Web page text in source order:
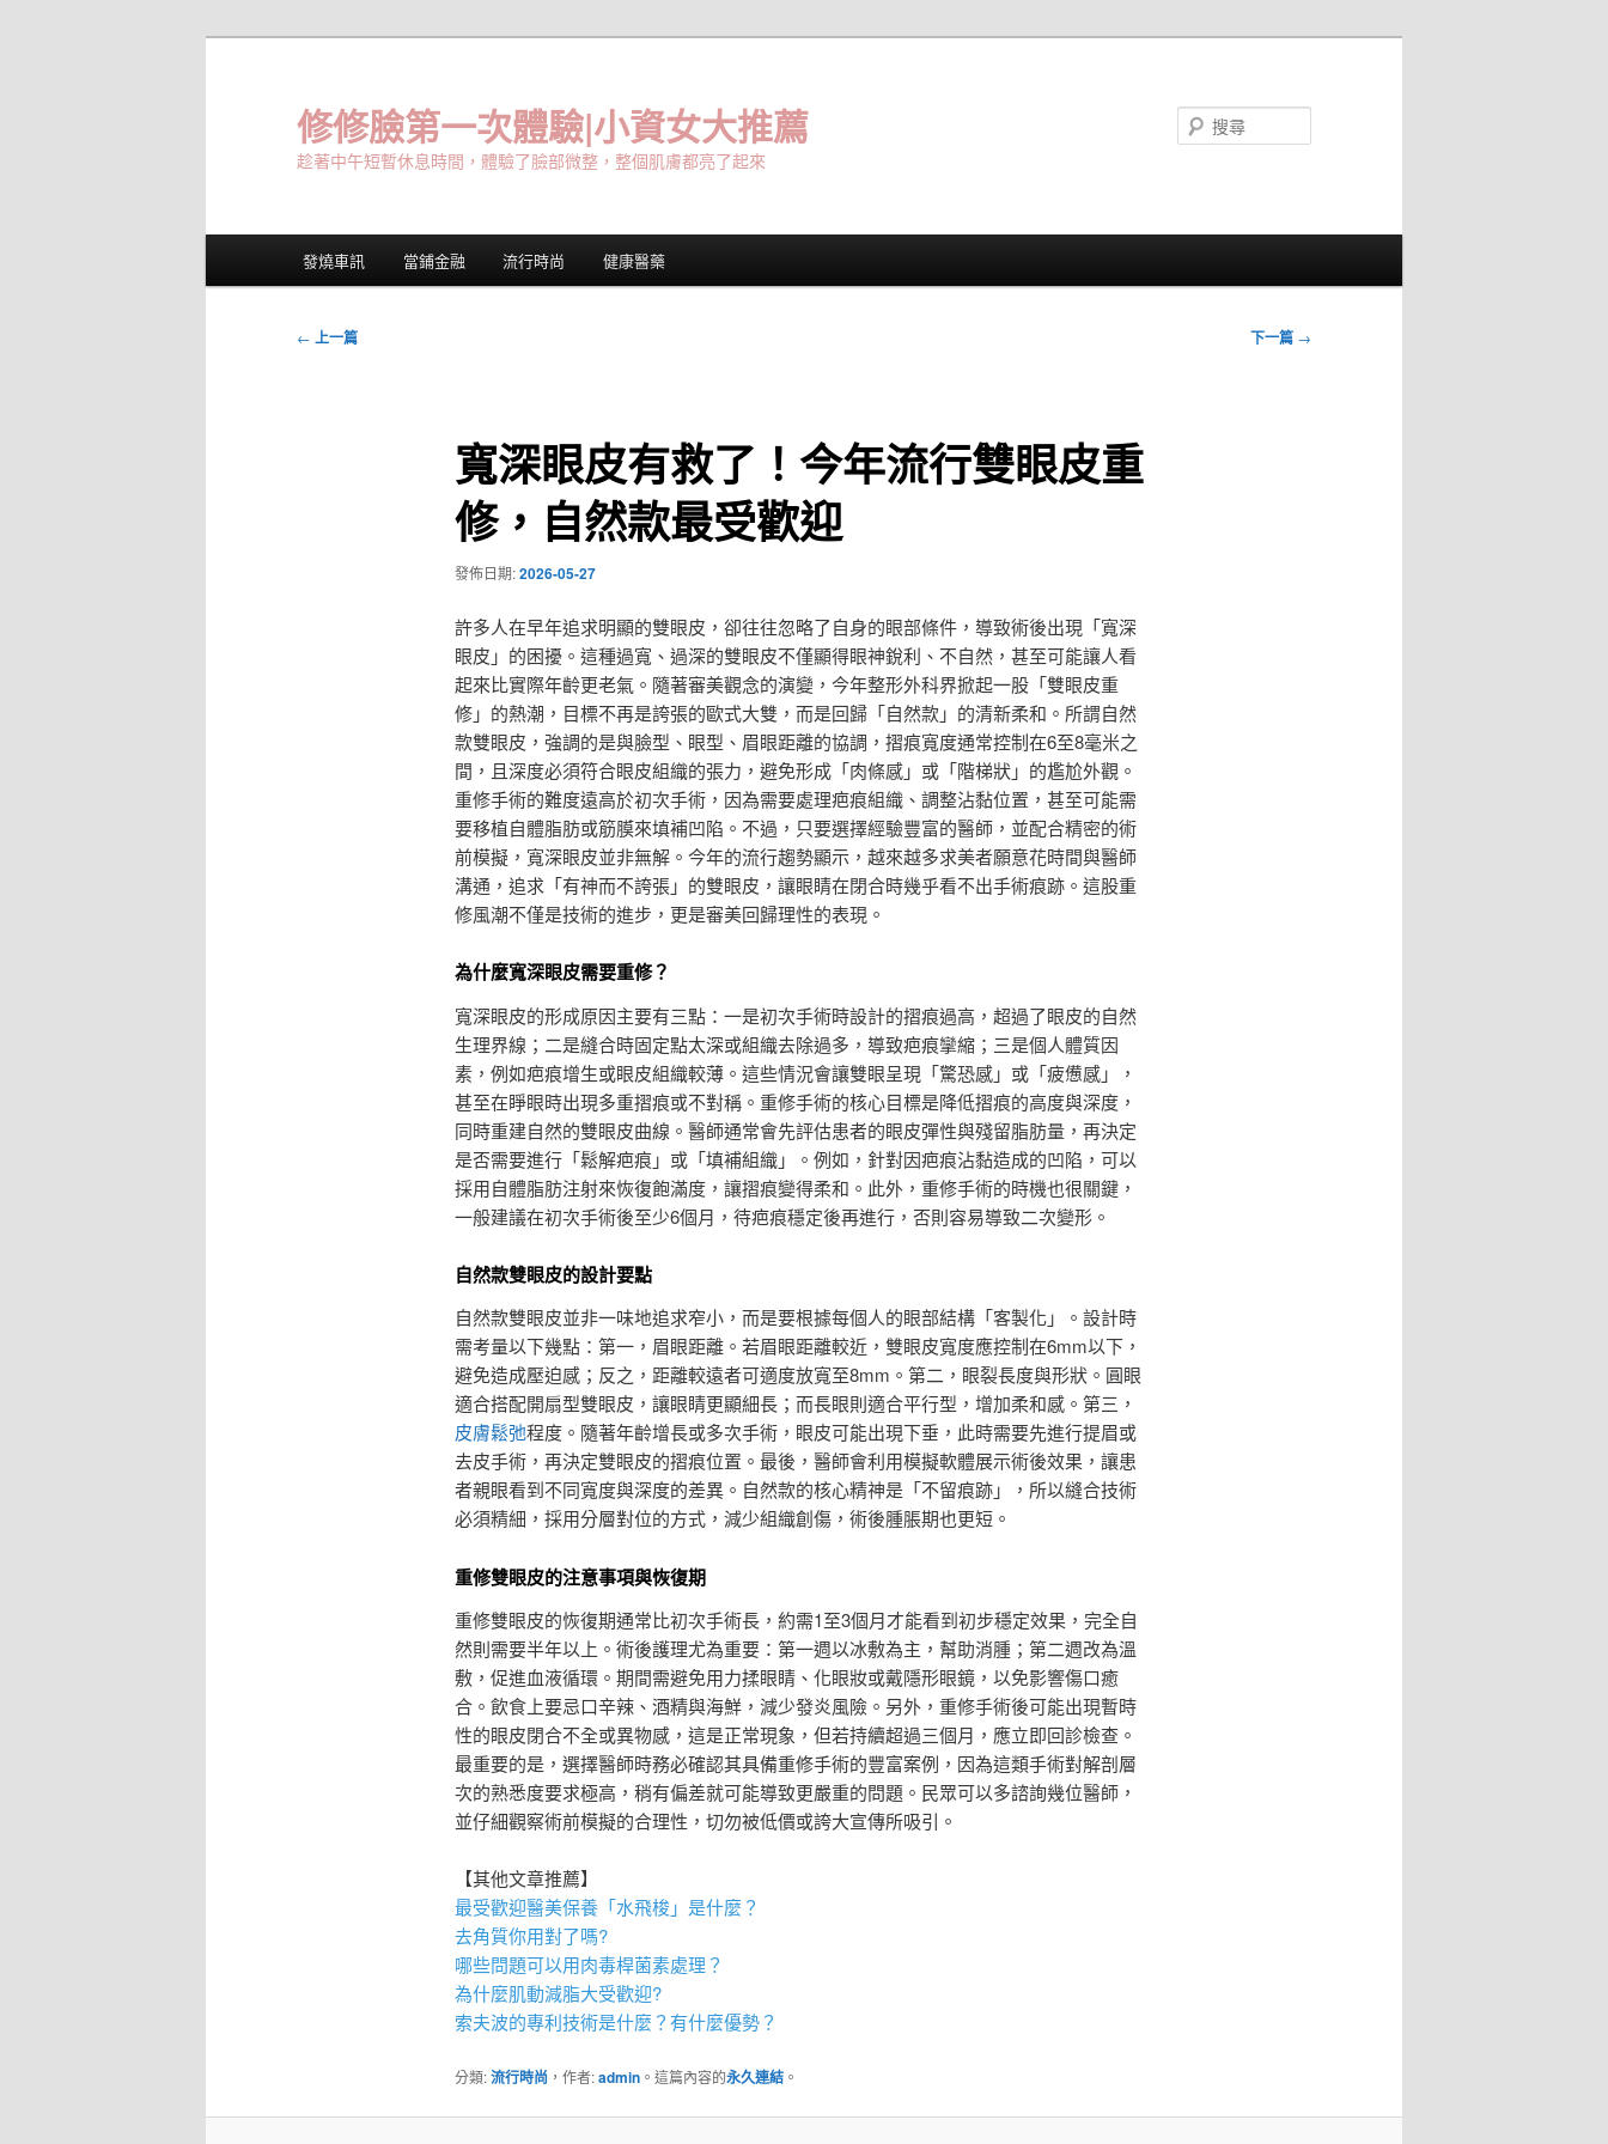
修修臉第一次體驗|小資女大推薦
趁著中午短暫休息時間，體驗了臉部微整，整個肌膚都亮了起來
發燒車訊 當鋪金融 流行時尚 健康醫藥
文
← 上一篇 下一篇 →
寬深眼皮有救了！今年流行雙眼皮重
修，自然款最受歡迎
發佈日期:2026-05-27
許多人在早年追求明顯的雙眼皮，卻往往忽略了自身的眼部條件，導致術後出現「寬深
眼皮」的困擾。這種過寬、過深的雙眼皮不僅顯得眼神銳利、不自然，甚至可能讓人看
起來比實際年齡更老氣。隨著審美觀念的演變，今年整形外科界掀起一股「雙眼皮重
修」的熱潮，目標不再是誇張的歐式大雙，而是回歸「自然款」的清新柔和。所謂自然
款雙眼皮，強調的是與臉型、眼型、眉眼距離的協調，摺痕寬度通常控制在6至8毫米之
間，且深度必須符合眼皮組織的張力，避免形成「肉條感」或「階梯狀」的尷尬外觀。
重修手術的難度遠高於初次手術，因為需要處理疤痕組織、調整沾黏位置，甚至可能需
要移植自體脂肪或筋膜來填補凹陷。不過，只要選擇經驗豐富的醫師，並配合精密的術
前模擬，寬深眼皮並非無解。今年的流行趨勢顯示，越來越多求美者願意花時間與醫師
溝通，追求「有神而不誇張」的雙眼皮，讓眼睛在閉合時幾乎看不出手術痕跡。這股重
修風潮不僅是技術的進步，更是審美回歸理性的表現。
為什麼寬深眼皮需要重修？
寬深眼皮的形成原因主要有三點：一是初次手術時設計的摺痕過高，超過了眼皮的自然
生理界線；二是縫合時固定點太深或組織去除過多，導致疤痕攣縮；三是個人體質因
素，例如疤痕增生或眼皮組織較薄。這些情況會讓雙眼呈現「驚恐感」或「疲憊感」，
甚至在睜眼時出現多重摺痕或不對稱。重修手術的核心目標是降低摺痕的高度與深度，
同時重建自然的雙眼皮曲線。醫師通常會先評估患者的眼皮彈性與殘留脂肪量，再決定
是否需要進行「鬆解疤痕」或「填補組織」。例如，針對因疤痕沾黏造成的凹陷，可以
採用自體脂肪注射來恢復飽滿度，讓摺痕變得柔和。此外，重修手術的時機也很關鍵，
一般建議在初次手術後至少6個月，待疤痕穩定後再進行，否則容易導致二次變形。
自然款雙眼皮的設計要點
自然款雙眼皮並非一味地追求窄小，而是要根據每個人的眼部結構「客製化」。設計時
需考量以下幾點：第一，眉眼距離。若眉眼距離較近，雙眼皮寬度應控制在6mm以下，
避免造成壓迫感；反之，距離較遠者可適度放寬至8mm。第二，眼裂長度與形狀。圓眼
適合搭配開扇型雙眼皮，讓眼睛更顯細長；而長眼則適合平行型，增加柔和感。第三，
皮膚鬆弛程度。隨著年齡增長或多次手術，眼皮可能出現下垂，此時需要先進行提眉或
去皮手術，再決定雙眼皮的摺痕位置。最後，醫師會利用模擬軟體展示術後效果，讓患
者親眼看到不同寬度與深度的差異。自然款的核心精神是「不留痕跡」，所以縫合技術
必須精細，採用分層對位的方式，減少組織創傷，術後腫脹期也更短。
重修雙眼皮的注意事項與恢復期
重修雙眼皮的恢復期通常比初次手術長，約需1至3個月才能看到初步穩定效果，完全自
然則需要半年以上。術後護理尤為重要：第一週以冰敷為主，幫助消腫；第二週改為溫
敷，促進血液循環。期間需避免用力揉眼睛、化眼妝或戴隱形眼鏡，以免影響傷口癒
合。飲食上要忌口辛辣、酒精與海鮮，減少發炎風險。另外，重修手術後可能出現暫時
性的眼皮閉合不全或異物感，這是正常現象，但若持續超過三個月，應立即回診檢查。
最重要的是，選擇醫師時務必確認其具備重修手術的豐富案例，因為這類手術對解剖層
次的熟悉度要求極高，稍有偏差就可能導致更嚴重的問題。民眾可以多諮詢幾位醫師，
並仔細觀察術前模擬的合理性，切勿被低價或誇大宣傳所吸引。
【其他文章推薦】
最受歡迎醫美保養「水飛梭」是什麼？
去角質你用對了嗎?
哪些問題可以用肉毒桿菌素處理？
為什麼肌動減脂大受歡迎?
索夫波的專利技術是什麼？有什麼優勢？
分類:流行時尚 ，作者:admin。這篇內容的永久連結。